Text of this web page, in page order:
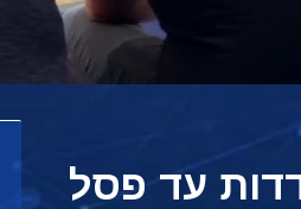
עד פסל